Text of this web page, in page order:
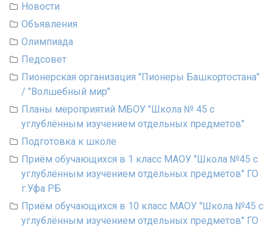
Новости
Объявления
Олимпиада
Педсовет
Пионерская организация "Пионеры Башкортостана"
/ "Волшебный мир"
Планы мероприятий МБОУ "Школа № 45 с
углублённым изучением отдельных предметов"
Подготовка к школе
Приём обучающихся в 1 класс МАОУ "Школа №45 с
углублённым изучением отдельных предметов" ГО
г.Уфа РБ
Приём обучающихся в 10 класс МАОУ "Школа №45 с
углублённым изучением отдельных предметов" ГО